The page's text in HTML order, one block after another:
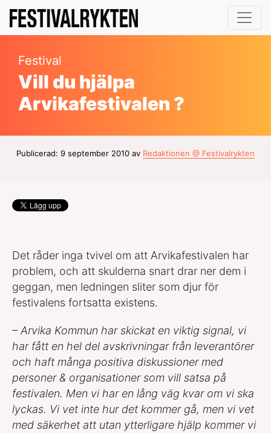
Festival
Vill du hjälpa
Arvikafestivalen ?
Publicerad: 9 september 2010 av Redaktionen @ Festivalrykten
Det råder inga tvivel om att Arvikafestivalen har
problem, och att skulderna snart drar ner dem i
geggan, men ledningen sliter som djur för
festivalens fortsatta existens.
– Arvika Kommun har skickat en viktig signal, vi
har fått en hel del avskrivningar från leverantörer
och haft många positiva diskussioner med
personer & organisationer som vill satsa på
festivalen. Men vi har en lång väg kvar om vi ska
lyckas. Vi vet inte hur det kommer gå, men vi vet
med säkerhet att utan ytterligare hjälp kommer vi